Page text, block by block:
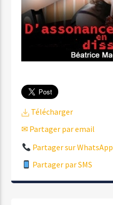
Télécharger
✉ Partager par email
Partager sur WhatsApp
Partager par SMS